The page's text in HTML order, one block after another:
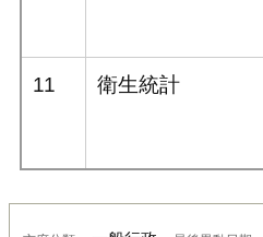
11 衛生統計